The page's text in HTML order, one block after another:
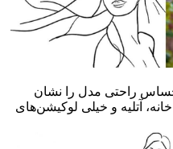
راحتی مدل را نشان
آتلیه و خیلی لوکیشن‌های